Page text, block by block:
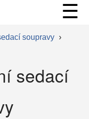
☰
soupravy ›
sedací